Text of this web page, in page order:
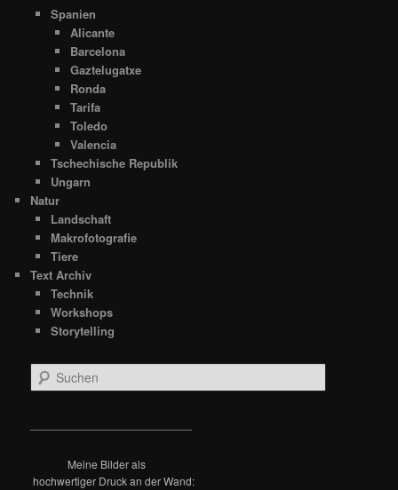
Spanien
Alicante
Barcelona
Gaztelugatxe
Ronda
Tarifa
Toledo
Valencia
Tschechische Republik
Ungarn
Natur
Landschaft
Makrofotografie
Tiere
Text Archiv
Technik
Workshops
Storytelling
u
Meine Bilder als
hochwertiger Druck an der Wand: